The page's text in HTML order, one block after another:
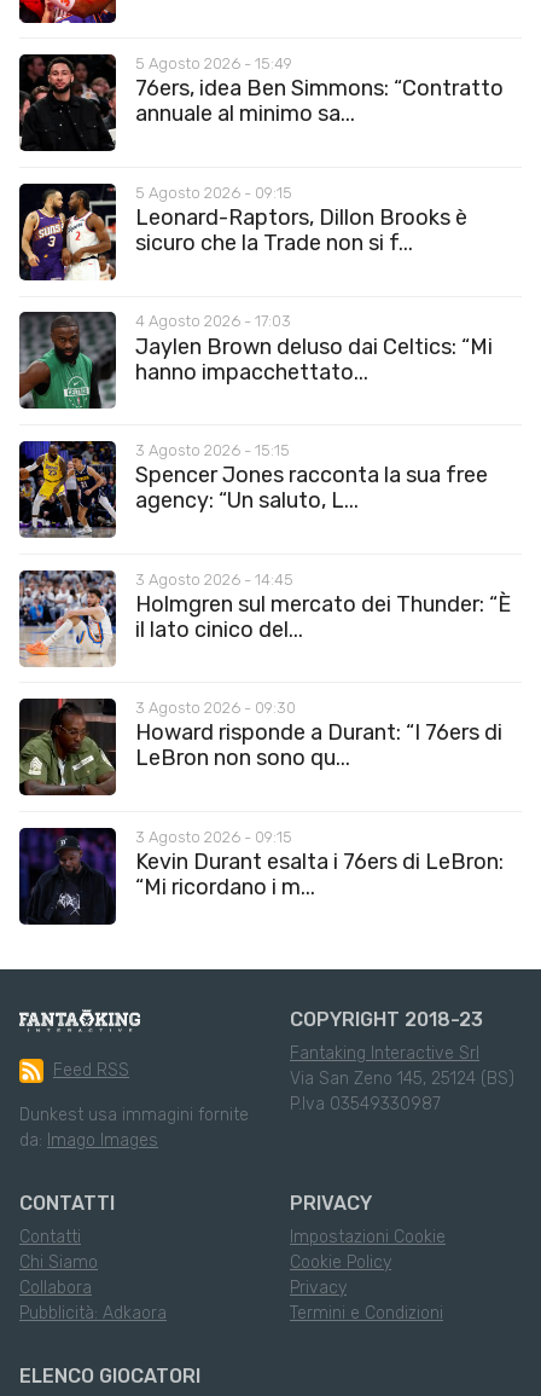
5 Agosto 2026 - 15:49
76ers, idea Ben Simmons: “Contratto
annuale al minimo sa...
5 Agosto 2026 - 09:15
Leonard-Raptors, Dillon Brooks è
sicuro che la Trade non si f...
4 Agosto 2026 - 17:03
Jaylen Brown deluso dai Celtics: “Mi
hanno impacchettato...
3 Agosto 2026 - 15:15
Spencer Jones racconta la sua free
agency: “Un saluto, L...
3 Agosto 2026 - 14:45
Holmgren sul mercato dei Thunder: “È
il lato cinico del...
3 Agosto 2026 - 09:30
Howard risponde a Durant: “I 76ers di
LeBron non sono qu...
3 Agosto 2026 - 09:15
Kevin Durant esalta i 76ers di LeBron:
“Mi ricordano i m...
Feed RSS
Dunkest usa immagini fornite
da: Imago Images
COPYRIGHT 2018-23
Fantaking Interactive Srl
Via San Zeno 145, 25124 (BS)
P.Iva 03549330987
CONTATTI
Contatti
Chi Siamo
Collabora
Pubblicità: Adkaora
PRIVACY
Impostazioni Cookie
Cookie Policy
Privacy
Termini e Condizioni
ELENCO GIOCATORI